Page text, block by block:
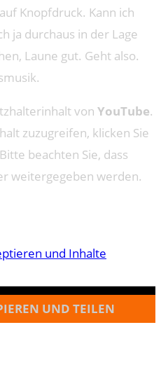
Knopfdruck. Kann ich
ja durchaus in der Lage
Laune gut. Geht also.
von YouTube.
zuzugreifen, klicken Sie
beachten Sie, dass
weitergegeben werden.
und Inhalte
UND TEILEN